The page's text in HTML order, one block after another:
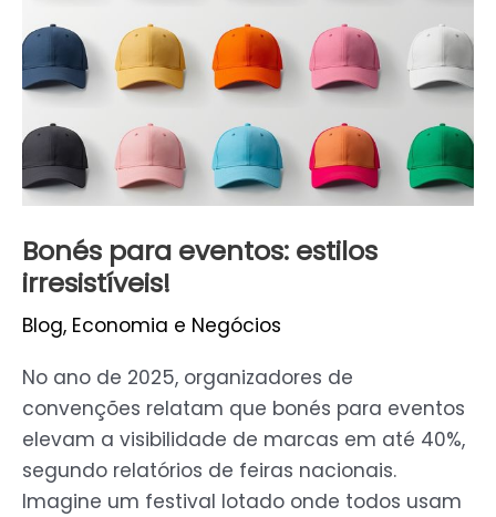
Bonés para eventos: estilos
irresistíveis!
Blog, Economia e Negócios
No ano de 2025, organizadores de
convenções relatam que bonés para eventos
elevam a visibilidade de marcas em até 40%,
segundo relatórios de feiras nacionais.
Imagine um festival lotado onde todos usam
irresistíveis!